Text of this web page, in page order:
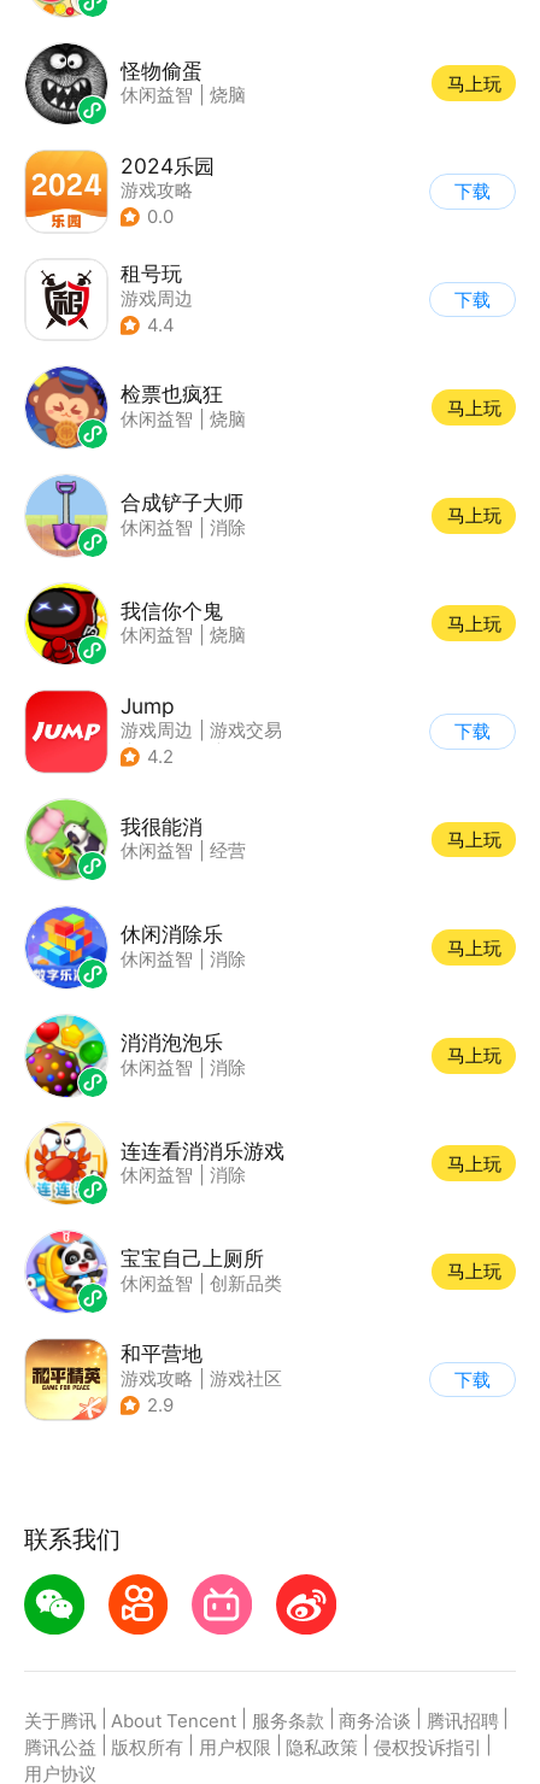
怪物偷蛋
休闲益智 烧脑
马上玩
2024乐园
游戏攻略
0.0
下载
租号玩
游戏周边
4.4
下载
检票也疯狂
休闲益智 烧脑
马上玩
合成铲子大师
休闲益智 消除
马上玩
我信你个鬼
休闲益智 烧脑
马上玩
Jump
游戏周边
游戏交易
| 游戏社区
4.2
下载
我很能消
休闲益智 经营
马上玩
休闲消除乐
休闲益智 消除
马上玩
消消泡泡乐
休闲益智 消除
马上玩
连连看消消乐游戏
休闲益智 消除
马上玩
宝宝自己上厕所
休闲益智 创新品类
马上玩
和平营地
游戏攻略
游戏社区
2.9
下载
联系我们
关于腾讯 About Tencent 服务条款 商务洽谈 腾讯招聘
腾讯公益
版权所有 用户权限 隐私政策 侵权投诉指引
用户协议